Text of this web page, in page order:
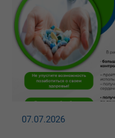
07.07.2026